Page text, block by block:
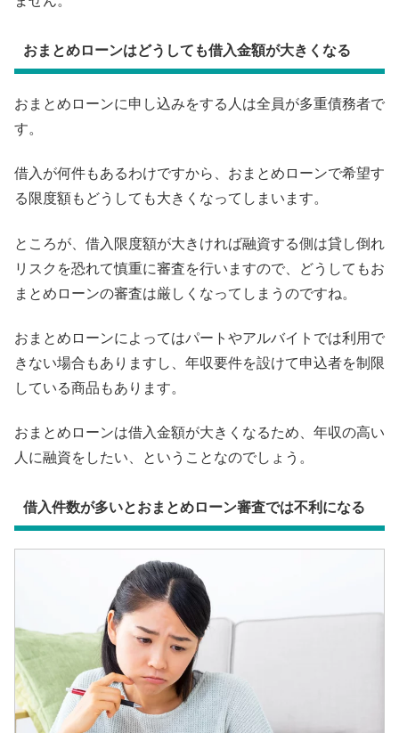
おまとめローンはどうしても借入金額が大きくなる
おまとめローンに申し込みをする人は全員が多重債務者で
す。
借入が何件もあるわけですから、おまとめローンで希望す
る限度額もどうしても大きくなってしまいます。
ところが、借入限度額が大きければ融資する側は貸し倒れ
リスクを恐れて慎重に審査を行いますので、どうしてもお
まとめローンの審査は厳しくなってしまうのですね。
おまとめローンによってはパートやアルバイトでは利用で
きない場合もありますし、年収要件を設けて申込者を制限
している商品もあります。
おまとめローンは借入金額が大きくなるため、年収の高い
人に融資をしたい、ということなのでしょう。
借入件数が多いとおまとめローン審査では不利になる